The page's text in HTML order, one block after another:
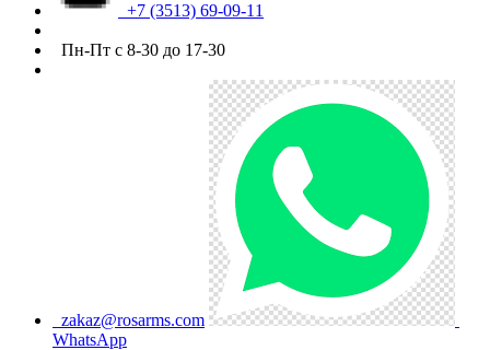
+7 (3513) 69-09-11
Пн-Пт с 8-30 до 17-30
zakaz@rosarms.com
WhatsApp